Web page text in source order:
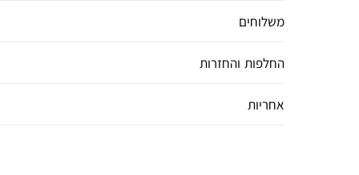
משלוחים
החלפות והחזרות
אחריות